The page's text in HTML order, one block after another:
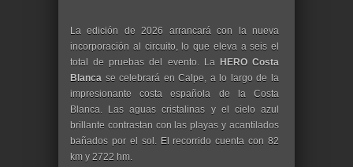
La edición de 2026 arrancará con la nueva
incorporación al circuito, lo que eleva a seis el
total de pruebas del evento. La HERO Costa
Blanca se celebrará en Calpe, a lo largo de la
impresionante costa española de la Costa
Blanca. Las aguas cristalinas y el cielo azul
brillante contrastan con las playas y acantilados
bañados por el sol. El recorrido cuenta con 82
km y 2722 hm.